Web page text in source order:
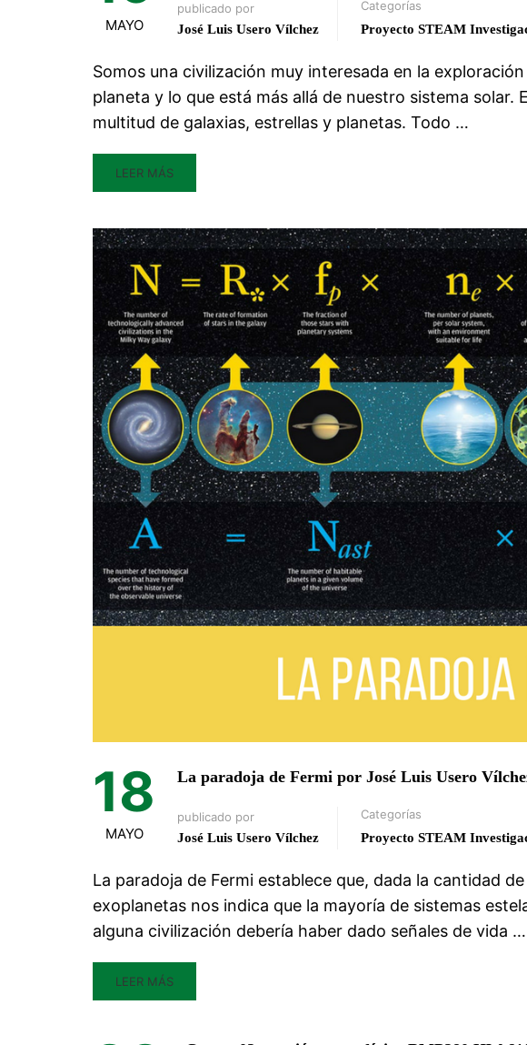
MAYO
publicado por
José Luis Usero Vílchez
Categorías
Proyecto STEAM
Somos una civilización muy interesada en la
planeta y lo que está más allá de nuestro sistema solar.
multitud de galaxias, estrellas y planetas. Todo …
LEER MÁS
18
MAYO
La paradoja de Fermi por José Luis Usero
publicado por
José Luis Usero Vílchez
Categorías
Proyecto STEAM
La paradoja de Fermi establece que, dada la cantidad
exoplanetas nos indica que la mayoría de sistemas
alguna civilización debería haber dado señales de vida …
LEER MÁS